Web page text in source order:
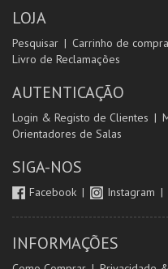
LOJA
Pesquisar Carrinho de
Livro de Reclamações
AUTENTICAÇÃO
Login & Registo de Clientes
Orientadores de Salas
SIGA-NOS
Facebook Instagram
INFORMAÇÕES